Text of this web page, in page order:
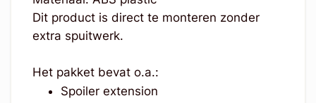
Dit product is direct te monteren zonder
extra spuitwerk.
Het pakket bevat o.a.:
Spoiler extension